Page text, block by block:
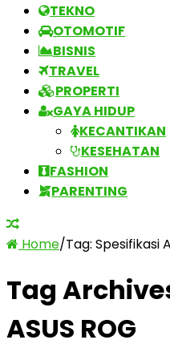
TEKNO
OTOMOTIF
BISNIS
TRAVEL
PROPERTI
GAYA HIDUP
KECANTIKAN
KESEHATAN
FASHION
PARENTING
Home/Tag: Spesifikasi
Tag
ASUS ROG